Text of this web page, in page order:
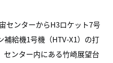
センターからH3ロケット7号
給機1号機（HTV-X1）の打
センター内にある竹崎展望台